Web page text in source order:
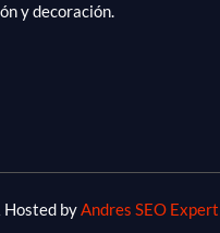
y decoración.
byAndres SEO Expert